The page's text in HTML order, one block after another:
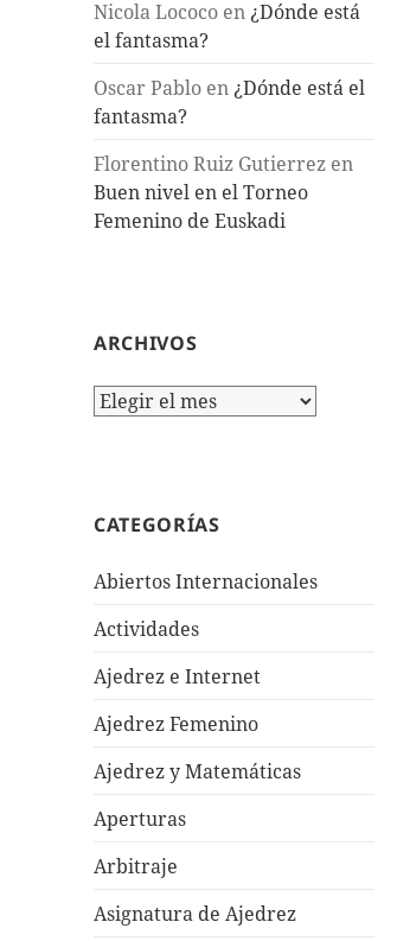
Nicola Lococo en¿Dónde está
el fantasma?
Oscar Pablo en¿Dónde está el
fantasma?
Florentino Ruiz Gutierrez en
Buen nivel en el Torneo
Femenino de Euskadi
ARCHIVOS
Archivos
CATEGORÍAS
Abiertos Internacionales
Actividades
Ajedrez e Internet
Ajedrez Femenino
Ajedrez y Matemáticas
Aperturas
Arbitraje
Asignatura de Ajedrez